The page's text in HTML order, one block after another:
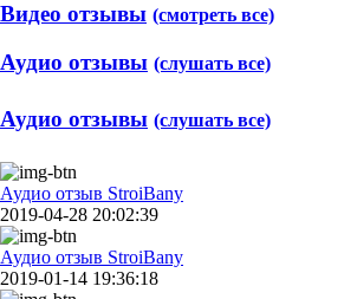
Видео отзывы (смотреть все)
Аудио отзывы (слушать все)
Аудио отзывы (слушать все)
Аудио отзыв StroiBany
2019-04-28 20:02:39
Аудио отзыв StroiBany
2019-01-14 19:36:18